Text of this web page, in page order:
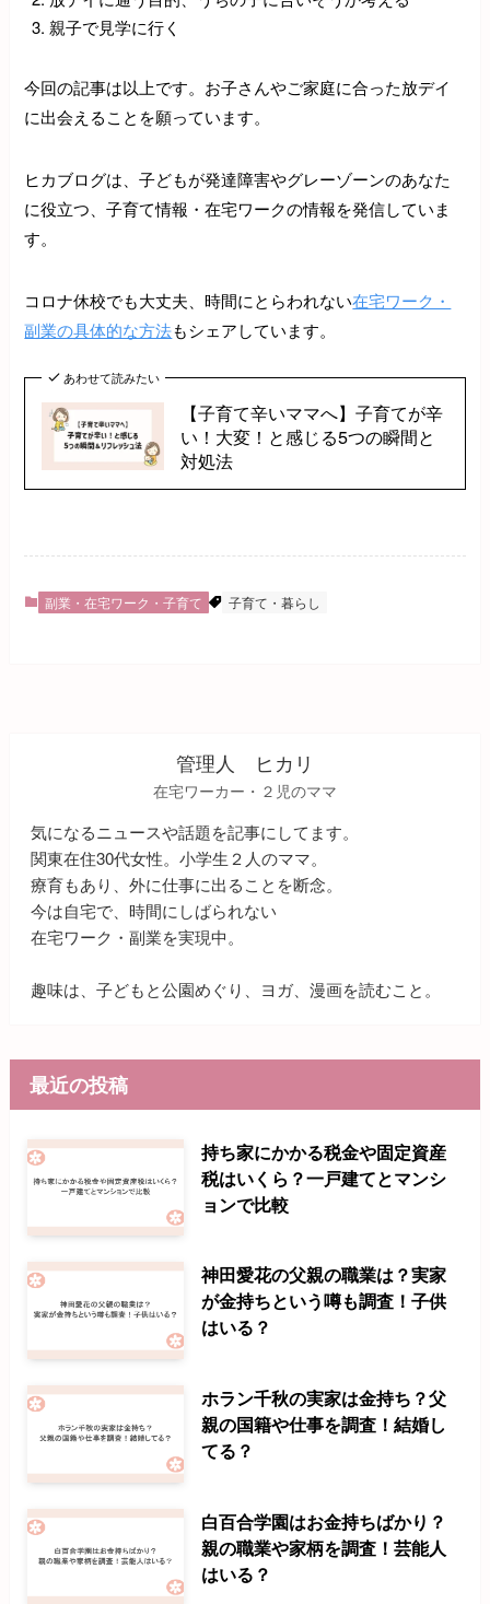
親子で見学に行く
今回の記事は以上です。お子さんやご家庭に合った放デイ
に出会えることを願っています。
ヒカブログは、子どもが発達障害やグレーゾーンのあなた
に役立つ、子育て情報・在宅ワークの情報を発信していま
す。
コロナ休校でも大丈夫、時間にとらわれない在宅ワーク・
副業の具体的な方法もシェアしています。
あわせて読みたい
【子育て辛いママへ】子育てが辛
い！大変！と感じる5つの瞬間と
対処法
副業・在宅ワーク・子育て 子育て・暮らし
管理人 ヒカリ
在宅ワーカー・２児のママ
気になるニュースや話題を記事にしてます。
関東在住30代女性。小学生２人のママ。
療育もあり、外に仕事に出ることを断念。
今は自宅で、時間にしばられない
在宅ワーク・副業を実現中。
趣味は、子どもと公園めぐり、ヨガ、漫画を読むこと。
最近の投稿
持ち家にかかる税金や固定資産
税はいくら？一戸建てとマンシ
ョンで比較
神田愛花の父親の職業は？実家
が金持ちという噂も調査！子供
はいる？
ホラン千秋の実家は金持ち？父
親の国籍や仕事を調査！結婚し
てる？
白百合学園はお金持ちばかり？
親の職業や家柄を調査！芸能人
はいる？